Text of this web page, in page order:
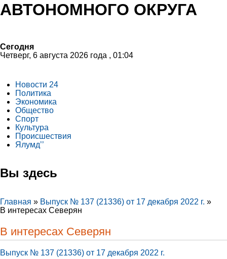
АВТОНОМНОГО ОКРУГА
Сегодня
Четверг, 6 августа 2026 года , 01:04
Новости 24
Политика
Экономика
Общество
Спорт
Культура
Происшествия
Ялумд’’
Вы здесь
Главная » Выпуск № 137 (21336) от 17 декабря 2022 г. »
В интересах Северян
В интересах Северян
Выпуск № 137 (21336) от 17 декабря 2022 г.